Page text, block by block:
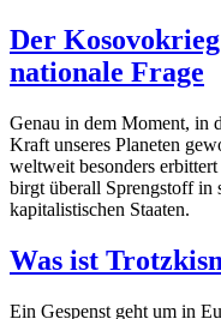
Der
nationale Frage
Genau in dem Moment, in
Kraft unseres Planeten
weltweit besonders
birgt überall Sprengstoff in
kapitalistischen Staaten.
Was ist
Ein Gespenst geht um in